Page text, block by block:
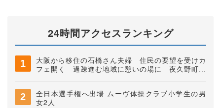
24時間アクセスランキング
大阪から移住の石橋さん夫婦 住民の要望を受けカ
フェ開く 過疎進む地域に憩いの場に 夜久野町稲
全日本選手権へ出場 ムーヴ体操クラブ小学生の男
女2人